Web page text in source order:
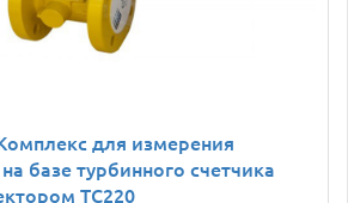
для измерения
базе турбинного счетчика
ТС220